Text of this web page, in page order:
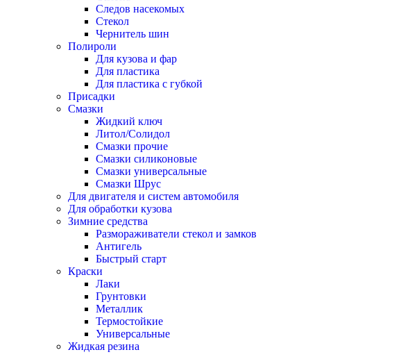
Следов насекомых
Стекол
Чернитель шин
Полироли
Для кузова и фар
Для пластика
Для пластика с губкой
Присадки
Смазки
Жидкий ключ
Литол/Солидол
Смазки прочие
Смазки силиконовые
Смазки универсальные
Смазки Шрус
Для двигателя и систем автомобиля
Для обработки кузова
Зимние средства
Размораживатели стекол и замков
Антигель
Быстрый старт
Краски
Лаки
Грунтовки
Металлик
Термостойкие
Универсальные
Жидкая резина